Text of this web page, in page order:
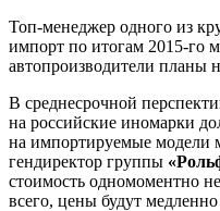
Топ-менеджер одного из
импорт по итогам 2015‑го
автопроизводители планы
В среднесрочной
на российские иномарки
на импортируемые модели
гендиректор группы
стоимость одномоментно
всего, цены будут медленно